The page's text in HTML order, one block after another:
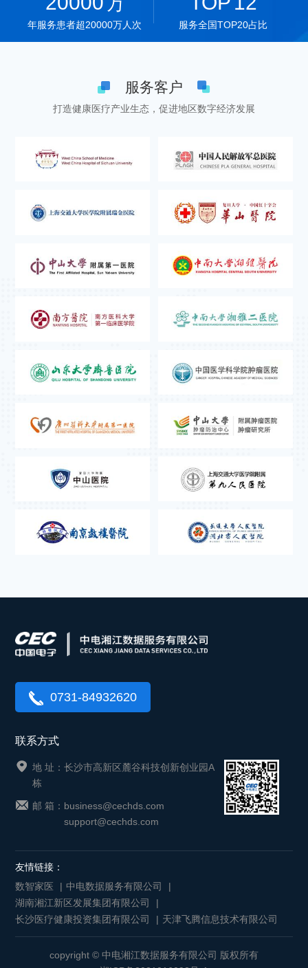
年服务患者超20000万人次 服务全国TOP20占比
服务客户
打造健康医疗产业生态，促进地区数字经济发展
0731-84932620
联系方式
地 址：长沙市高新区麓谷科技创新创业园A
栋
邮 箱： business@cechds.com
support@cechds.com
友情链接：
数智家医
| 中电数据服务有限公司
|
湖南湘江新区发展集团有限公司
|
长沙医疗健康投资集团有限公司
| 天津飞腾信息技术有限公司
copyright © 中电湘江数据服务有限公司 版权所有